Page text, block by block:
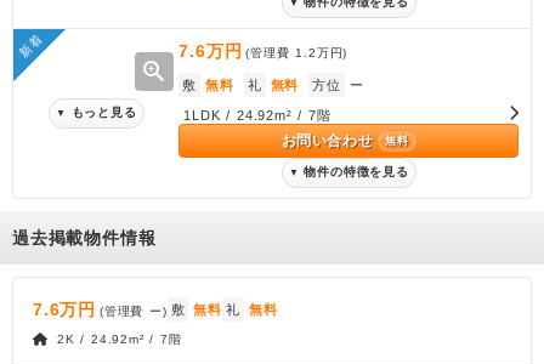
▼
新着
zoom_in
▼ もっと見る
7.6万円 (管理費 1.2万円)
敷 無料 礼 無料 方位 ー
1LDK / 24.92m² / 7階
お問い合わせ 無料
▼ 物件の特徴を見る
過去掲載物件情報
7.6万円 (管理費 ー) 敷 無料 礼 無料
2K / 24.92m² / 7階